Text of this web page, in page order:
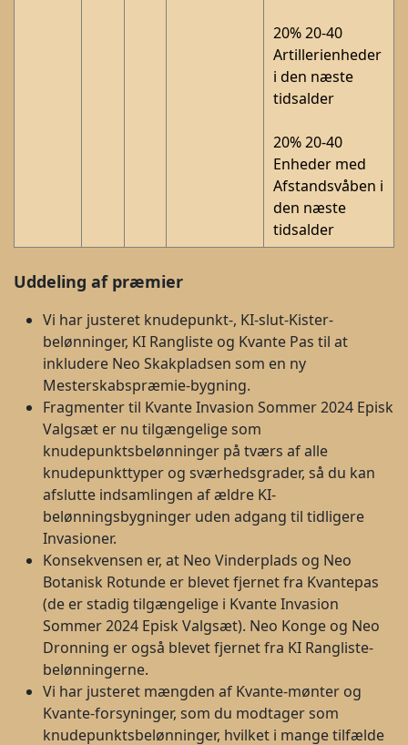
20% 20-40
Artillerienheder
i den næste
tidsalder
20% 20-40
Enheder med
Afstandsvåben i
den næste
tidsalder
Uddeling af præmier
Vi har justeret knudepunkt-, KI-slut-Kister-
belønninger, KI Rangliste og Kvante Pas til at
inkludere Neo Skakpladsen som en ny
Mesterskabspræmie-bygning.
Fragmenter til Kvante Invasion Sommer 2024 Episk
Valgsæt er nu tilgængelige som
knudepunktsbelønninger på tværs af alle
knudepunkttyper og sværhedsgrader, så du kan
afslutte indsamlingen af ældre KI-
belønningsbygninger uden adgang til tidligere
Invasioner.
Konsekvensen er, at Neo Vinderplads og Neo
Botanisk Rotunde er blevet fjernet fra Kvantepas
(de er stadig tilgængelige i Kvante Invasion
Sommer 2024 Episk Valgsæt). Neo Konge og Neo
Dronning er også blevet fjernet fra KI Rangliste-
belønningerne.
Vi har justeret mængden af Kvante-mønter og
Kvante-forsyninger, som du modtager som
knudepunktsbelønninger, hvilket i mange tilfælde